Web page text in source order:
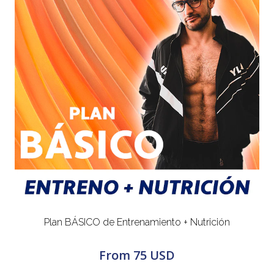
Plan BÁSICO de Entrenamiento + Nutrición
From 75 USD